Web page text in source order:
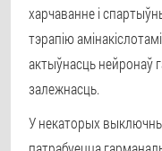
харчаванне і
тэрапію
актыўнасць нейронаў
залежнасць.
У некаторых